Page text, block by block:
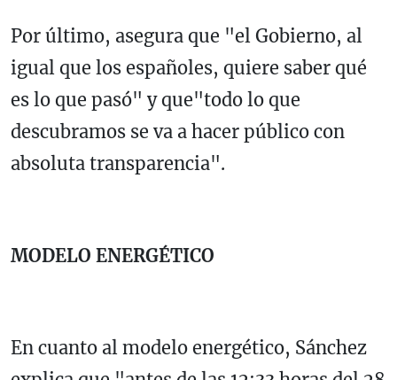
Por último, asegura que "el Gobierno, al
igual que los españoles, quiere saber qué
es lo que pasó" y que"todo lo que
descubramos se va a hacer público con
absoluta transparencia".
MODELO ENERGÉTICO
En cuanto al modelo energético, Sánchez